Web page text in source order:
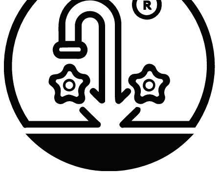
Vật Liệu Nước
Thiết Bị Nước STIEBEL ELTRON
Thiết Bị Nước TÂN Á ĐẠI THÀNH